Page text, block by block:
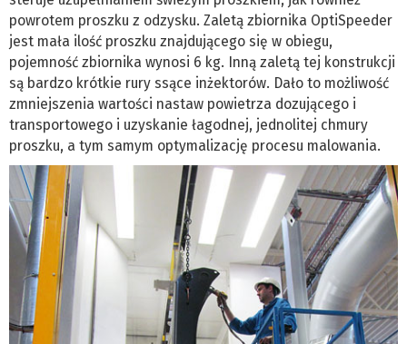
powrotem proszku z odzysku. Zaletą zbiornika OptiSpeeder
jest mała ilość proszku znajdującego się w obiegu,
pojemność zbiornika wynosi 6 kg. Inną zaletą tej konstrukcji
są bardzo krótkie rury ssące inżektorów. Dało to możliwość
zmniejszenia wartości nastaw powietrza dozującego i
transportowego i uzyskanie łagodnej, jednolitej chmury
proszku, a tym samym optymalizację procesu malowania.